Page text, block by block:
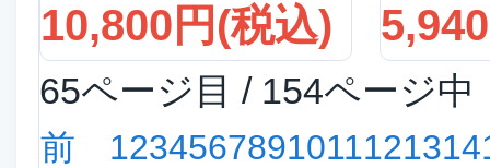
10,800円(税込)
65ページ目 / 154ページ中
前
1234567891011121314